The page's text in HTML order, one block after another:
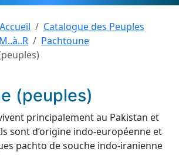
Accueil
Catalogue des Peuples
Pachtoune
(peuples)
principalement au Pakistan et
sont d’origine indo-européenne et
pachto de souche indo-iranienne